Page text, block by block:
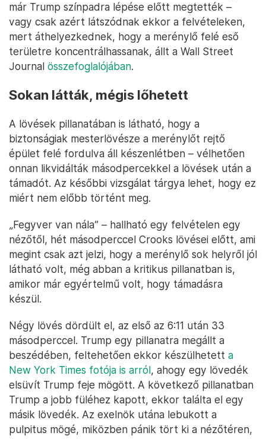
már Trump színpadra lépése előtt megtették –
vagy csak azért látszódnak ekkor a felvételeken,
mert áthelyezkednek, hogy a merénylő felé eső
területre koncentrálhassanak, állt a Wall Street
Journal összefoglalójában.
Sokan látták, mégis lőhetett
A lövések pillanatában is látható, hogy a
biztonságiak mesterlövésze a merénylőt rejtő
épület felé fordulva áll készenlétben – vélhetően
onnan likvidálták másodpercekkel a lövések után a
támadót. Az későbbi vizsgálat tárgya lehet, hogy ez
miért nem előbb történt meg.
„Fegyver van nála” – hallható egy felvételen egy
nézőtől, hét másodperccel Crooks lövései előtt, ami
megint csak azt jelzi, hogy a merénylő sok helyről jól
látható volt, még abban a kritikus pillanatban is,
amikor már egyértelmű volt, hogy támadásra
készül.
Négy lövés dördült el, az első az 6:11 után 33
másodperccel. Trump egy pillanatra megállt a
beszédében, feltehetően ekkor készülhetett a
New York Times fotója is arról, ahogy egy lövedék
elsüvít Trump feje mögött. A következő pillanatban
Trump a jobb füléhez kapott, ekkor találta el egy
másik lövedék. Az exelnök utána lebukott a
pulpitus mögé, miközben pánik tört ki a nézőtéren,